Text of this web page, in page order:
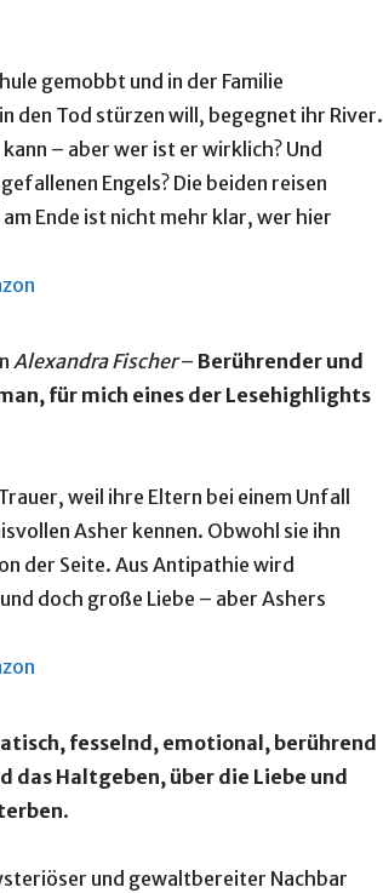
gemobbt und in der Familie
den Tod stürzen will, begegnet ihr River.
– aber wer ist er wirklich? Und
Engels? Die beiden reisen
Ende ist nicht mehr klar, wer hier
Alexandra Fischer– Berührender und
für mich eines der Lesehighlights
weil ihre Eltern bei einem Unfall
Asher kennen. Obwohl sie ihn
der Seite. Aus Antipathie wird
doch große Liebe – aber Ashers
fesselnd, emotional, berührend
das Haltgeben, über die Liebe und
.
und gewaltbereiter Nachbar